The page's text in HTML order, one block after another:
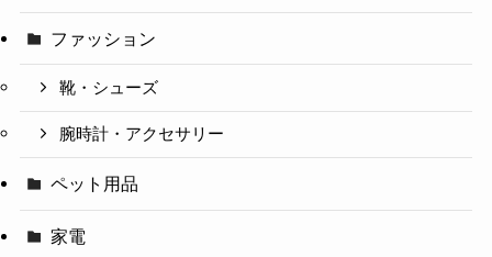
ファッション
靴・シューズ
腕時計・アクセサリー
ペット用品
家電